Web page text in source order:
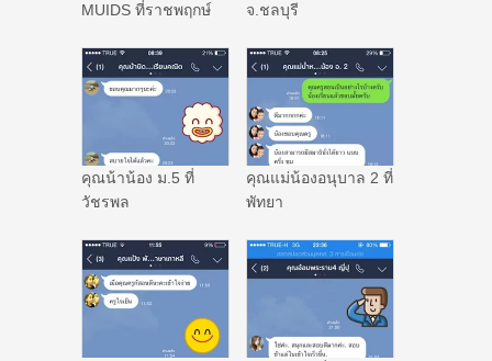
MUIDS ที่ราชพฤกษ์
จ.ชลบุรี
คุณน้าน้อง ม.5 ที่
วัชรพล
คุณแม่น้องอนุบาล 2 ที่
พัทยา